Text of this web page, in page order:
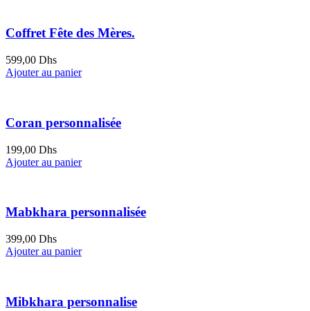
Coffret Fête des Mères.
599,00 Dhs
Ajouter au panier
Coran personnalisée
199,00 Dhs
Ajouter au panier
Mabkhara personnalisée
399,00 Dhs
Ajouter au panier
Mibkhara personnalise